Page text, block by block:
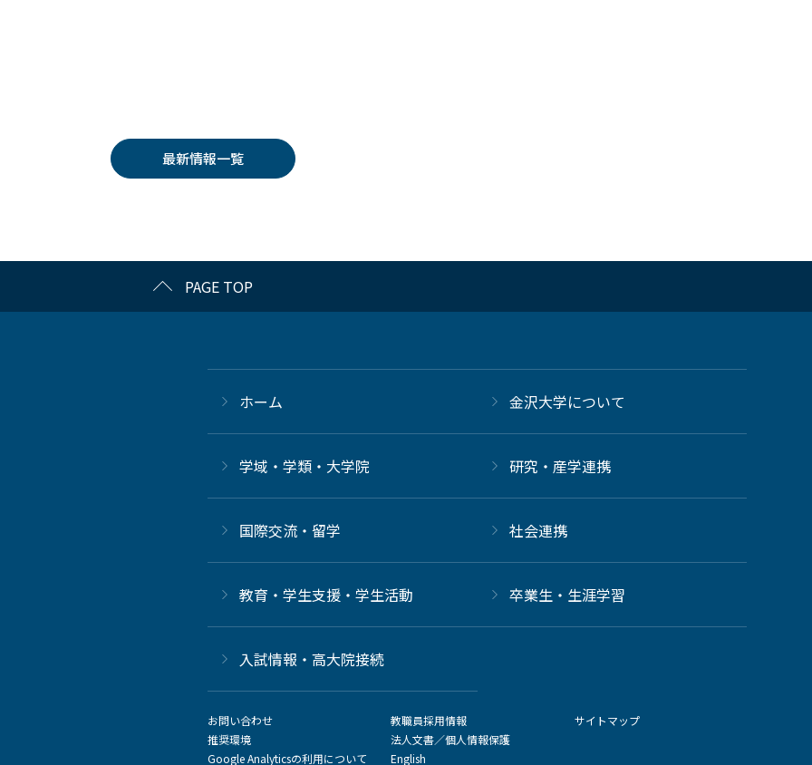
最新情報一覧
PAGE TOP
ホーム 金沢大学について
学域・学類・大学院 研究・産学連携
国際交流・留学 社会連携
教育・学生支援・学生活動 卒業生・生涯学習
⼊試情報・高大院接続
お問い合わせ
推奨環境
Google Analyticsの利用について
教職員採用情報
法人文書／個人情報保護
English
サイトマップ